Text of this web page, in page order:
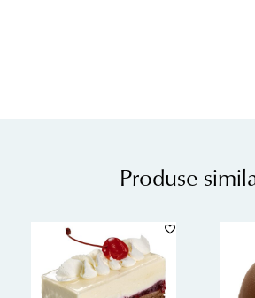
Produse